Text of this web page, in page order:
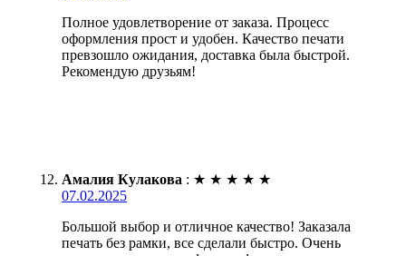
Полное удовлетворение от заказа. Процесс
оформления прост и удобен. Качество печати
превзошло ожидания, доставка была быстрой.
Рекомендую друзьям!
Амалия Кулакова : ★ ★ ★ ★ ★
07.02.2025
Большой выбор и отличное качество! Заказала
печать без рамки, все сделали быстро. Очень